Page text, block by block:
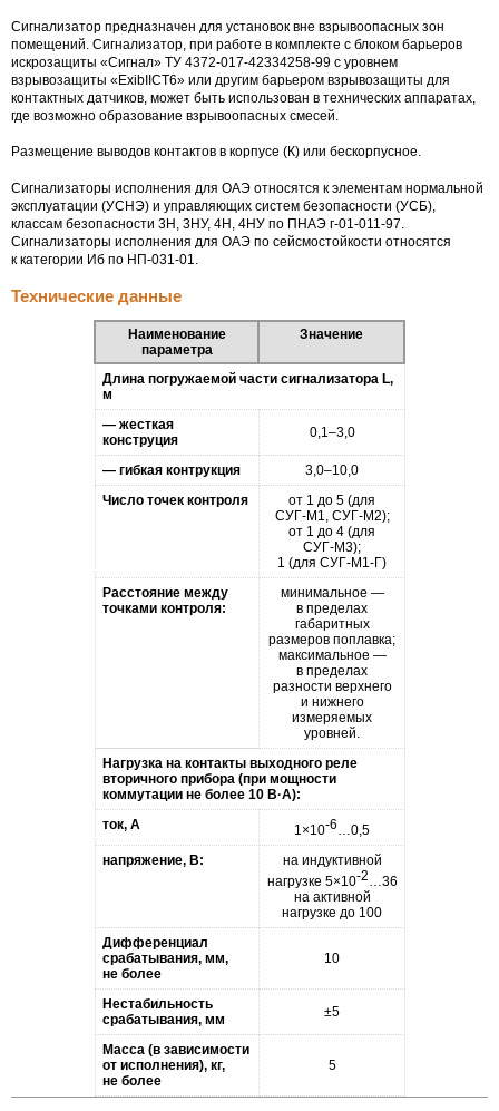
Сигнализатор предназначен для установок вне взрывоопасных зон
помещений. Сигнализатор, при работе в комплекте с блоком барьеров
искрозащиты «Сигнал» ТУ 4372-017-42334258-99 с уровнем
взрывозащиты «ExibIICT6» или другим барьером взрывозащиты для
контактных датчиков, может быть использован в технических аппаратах,
где возможно образование взрывоопасных смесей.
Размещение выводов контактов в корпусе (К) или бескорпусное.
Сигнализаторы исполнения для ОАЭ относятся к элементам нормальной
эксплуатации (УСНЭ) и управляющих систем безопасности (УСБ),
классам безопасности 3Н, 3НУ, 4Н, 4НУ по ПНАЭ г-01-011-97
Сигнализаторы исполнения для ОАЭ по сейсмостойкости относятся
к категории Иб по НП-031-01
Технические данные
Наименование
параметра
Значение
Длина погружаемой части сигнализатора L,
м
— жесткая
конструция
0,1–3,0
— гибкая контрукция
3,0–10,0
Число точек контроля
от 1 до 5 (для
СУГ-М1, СУГ-М2);
от 1 до 4 (для
СУГ-М3);
1 (для СУГ-М1-Г)
Расстояние между
точками контроля:
минимальное —
в пределах
габаритных
размеров поплавка;
максимальное —
в пределах
разности верхнего
и нижнего
измеряемых
уровней.
Нагрузка на контакты выходного реле
вторичного прибора (при мощности
коммутации не более 10 В·А):
ток, А
1×10-6…0,5
напряжение, В:
на индуктивной
нагрузке 5×10-2…36
на активной
нагрузке до 100
Дифференциал
срабатывания, мм,
не более
10
Нестабильность
срабатывания, мм
±5
Масса (в зависимости
от исполнения), кг,
не более
5